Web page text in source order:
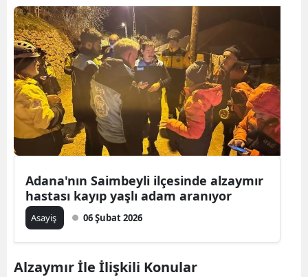
Adana'nın Saimbeyli ilçesinde alzaymır
hastası kayıp yaşlı adam aranıyor
Asayiş 06 Şubat 2026
Alzaymır İle İlişkili Konular